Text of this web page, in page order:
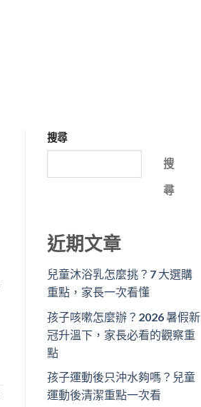
搜尋
搜
尋
近期文章
兒童沐浴乳怎麼挑？7 大選購
重點，家長一次看懂
孩子咳嗽怎麼辦？2026 暑假新
冠升溫下，家長必看的觀察重
點
孩子運動後只沖水夠嗎？兒童
運動後清潔重點一次看